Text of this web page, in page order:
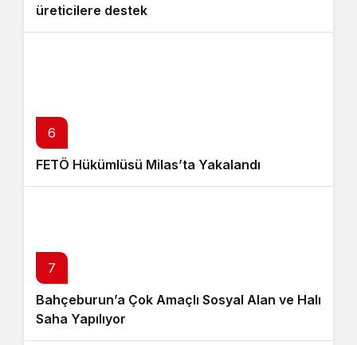
üreticilere destek
6
FETÖ Hükümlüsü Milas’ta Yakalandı
7
Bahçeburun’a Çok Amaçlı Sosyal Alan ve Halı
Saha Yapılıyor